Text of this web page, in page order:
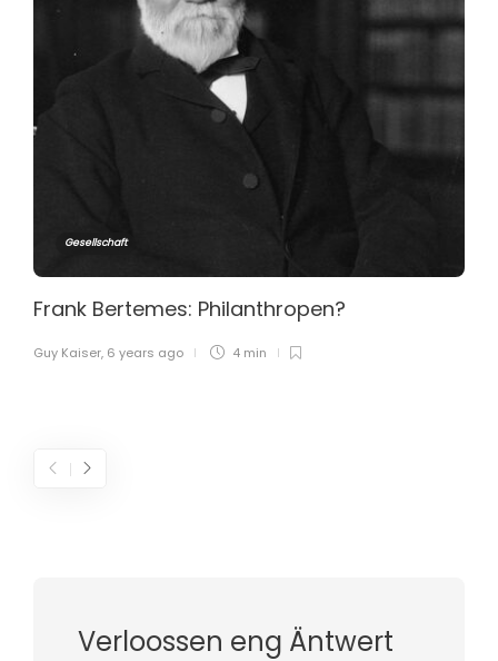
Gesellschaft
Frank Bertemes: Philanthropen?
Guy Kaiser, 6 years ago 4 min
Verloossen eng Äntwert